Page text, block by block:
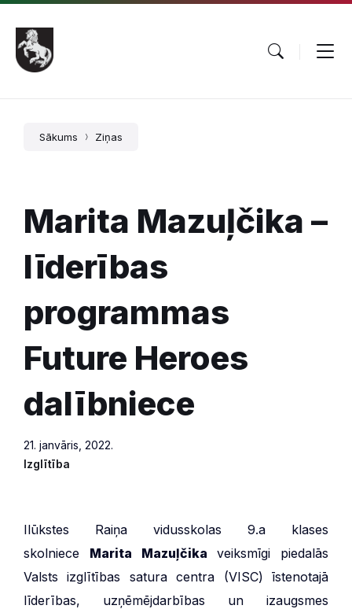
Pāriet
saturu
Skip
main
navigation
Skip
footer
Sākums Ziņas
Marita Mazuļčika –
līderības
programmas
Future Heroes
dalībniece
21. janvāris, 2022.
Izglītība
Ilūkstes Raiņa vidusskolas 9.a klases
skolniece Marita Mazuļčika veiksmīgi piedalās
Valsts izglītības satura centra (VISC) īstenotajā
līderības, uzņēmējdarbības un izaugsmes